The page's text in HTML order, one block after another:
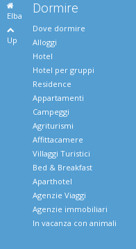
Elba
Up
Dormire
Dove dormire
Alloggi
Hotel
Hotel per gruppi
Residence
Appartamenti
Campeggi
Agriturismi
Affittacamere
Villaggi Turistici
Bed & Breakfast
Aparthotel
Agenzie Viaggi
Agenzie immobiliari
In vacanza con animali